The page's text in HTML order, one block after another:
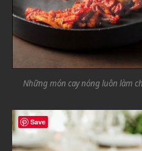
Những món cay nóng luôn làm
Save